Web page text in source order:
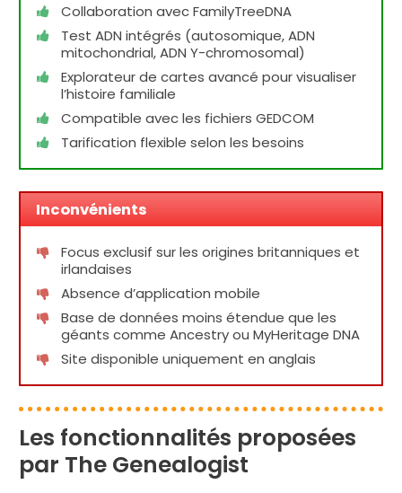
Collaboration avec FamilyTreeDNA
Test ADN intégrés (autosomique, ADN
mitochondrial, ADN Y-chromosomal)
Explorateur de cartes avancé pour visualiser
l’histoire familiale
Compatible avec les fichiers GEDCOM
Tarification flexible selon les besoins
Inconvénients
Focus exclusif sur les origines britanniques et
irlandaises
Absence d’application mobile
Base de données moins étendue que les
géants comme Ancestry ou MyHeritage DNA
Site disponible uniquement en anglais
Les fonctionnalités proposées
par The Genealogist